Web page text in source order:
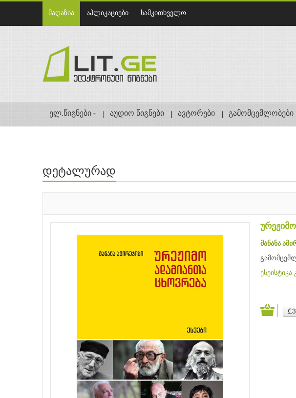
მაღაზია აპლიკაციები სამკითხველო
ელ.წიგნები აუდიო წიგნები ავტორები გამომცემლობები
დეტალურად
მანანა
ესეისტიკა